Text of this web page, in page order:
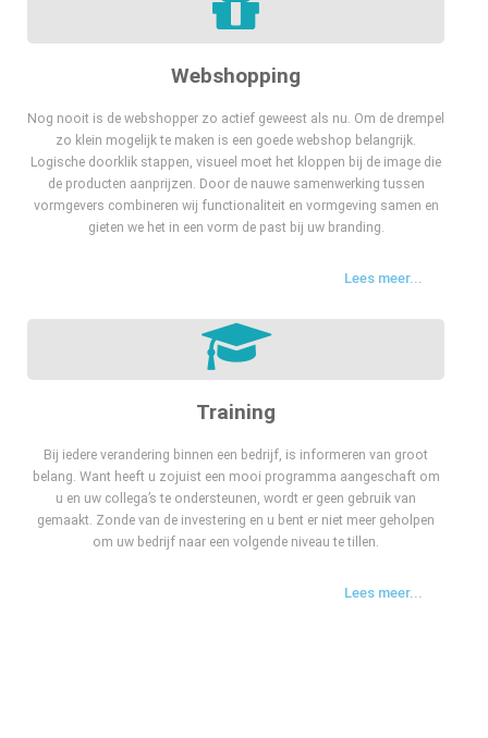
Webshopping
Nog nooit is de webshopper zo actief geweest als nu. Om de drempel
zo klein mogelijk te maken is een goede webshop belangrijk.
Logische doorklik stappen, visueel moet het kloppen bij de image die
de producten aanprijzen. Door de nauwe samenwerking tussen
vormgevers combineren wij functionaliteit en vormgeving samen en
gieten we het in een vorm de past bij uw branding.
Lees meer...
Training
Bij iedere verandering binnen een bedrijf, is informeren van groot
belang. Want heeft u zojuist een mooi programma aangeschaft om
u en uw collega’s te ondersteunen, wordt er geen gebruik van
gemaakt. Zonde van de investering en u bent er niet meer geholpen
om uw bedrijf naar een volgende niveau te tillen.​
Lees meer...